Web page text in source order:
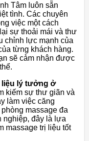
Tâm luôn sẵn
tình. Các chuyên
việc một cách
sự thoải mái và thư
chỉnh lực mạnh của
từng khách hàng.
sẽ cảm nhận được
liệu lý tưởng ở
kiếm sự thư giãn và
làm việc căng
massage đa
nghiệp, đây là lựa
massage trị liệu tốt